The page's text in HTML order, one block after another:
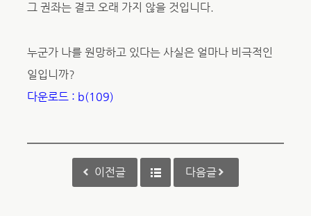
그 권좌는 결코 오래 가지 않을 것입니다.
누군가 나를 원망하고 있다는 사실은 얼마나 비극적인
일입니까?
다운로드 : b(109)
이전글 다음글